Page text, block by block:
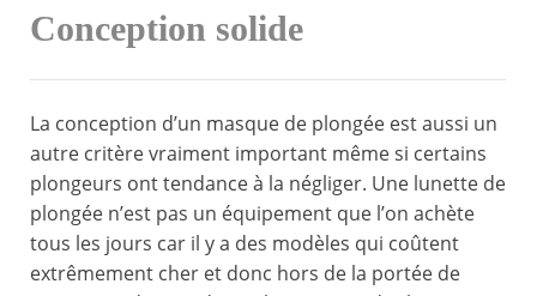
Conception solide
La conception d’un masque de plongée est aussi un
autre critère vraiment important même si certains
plongeurs ont tendance à la négliger. Une lunette de
plongée n’est pas un équipement que l’on achète
tous les jours car il y a des modèles qui coûtent
extrêmement cher et donc hors de la portée de